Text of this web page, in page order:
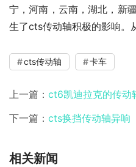
宁，河南，云南，湖北，新
生了cts传动轴积极的影响。
cts传动轴 卡车
上一篇： ct6凯迪拉克的传动
下一篇： cts换挡传动轴异响
相关新闻